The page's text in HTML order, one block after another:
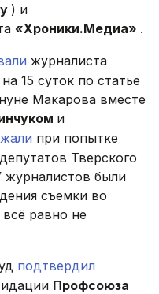
) и
«Хроники.Медиа» .
журналиста
на 15 суток по статье
Макарова вместе
и
при попытке
Тверского
журналистов были
съемки во
равно не
подтвердил
Профсоюза